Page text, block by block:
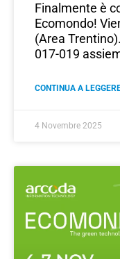
Finalmente è
Ecomondo!
(Area
017-019
CONTINUA A
4 Novembre 2025